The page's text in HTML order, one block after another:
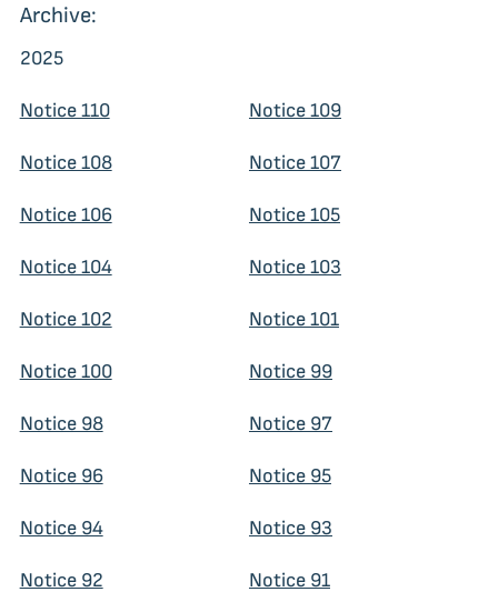
Archive:
2025
Notice 110 Notice 109
Notice 108 Notice 107
Notice 106 Notice 105
Notice 104 Notice 103
Notice 102 Notice 101
Notice 100 Notice 99
Notice 98 Notice 97
Notice 96 Notice 95
Notice 94 Notice 93
Notice 92 Notice 91